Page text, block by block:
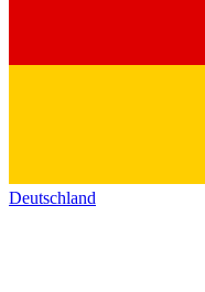
Deutschland